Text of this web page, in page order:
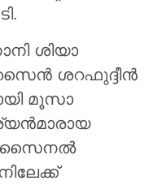
ശിയാ
ശറഫുദ്ദീൻ
മൂസാ